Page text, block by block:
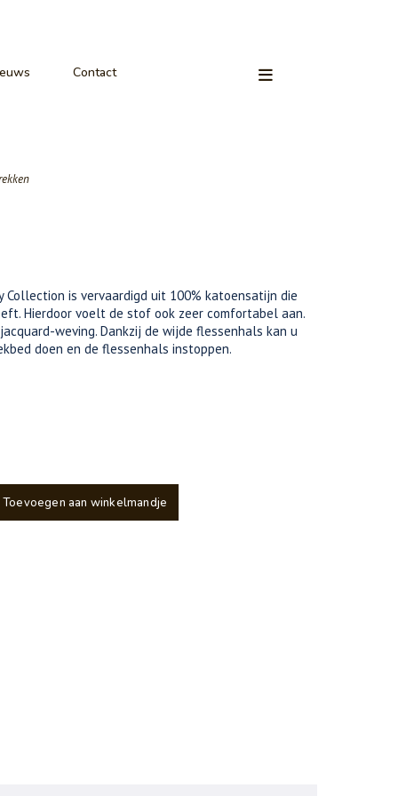
Contact
Collection is vervaardigd uit 100% katoensatijn die
Hierdoor voelt de stof ook zeer comfortabel aan.
weving. Dankzij de wijde flessenhals kan u
doen en de flessenhals instoppen.
Toevoegen aan winkelmandje